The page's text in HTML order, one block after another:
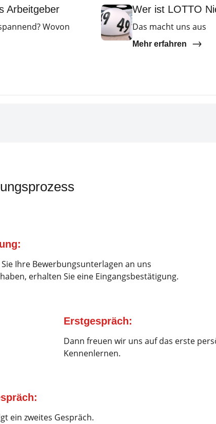
Arbeitgeber
Wovon
Wer ist LOTTO
Das macht uns aus
Mehr erfahren
Ihre Bewerbungsunterlagen an uns
erhalten Sie eine Eingangsbestätigung.
Erstgespräch:
Dann freuen wir uns auf das erste
Kennenlernen.
ein zweites Gespräch.